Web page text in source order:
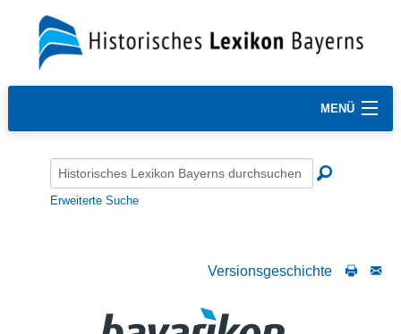
MENÜ
Erweiterte Suche
Versionsgeschichte